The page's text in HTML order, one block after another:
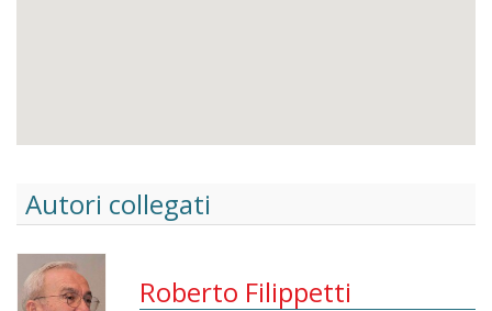
Autori collegati
Roberto Filippetti